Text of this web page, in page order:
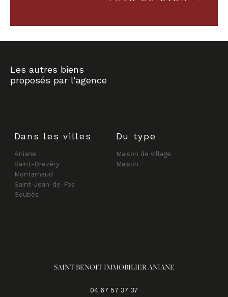
Les autres biens
proposés par l'agence
Dans les villes
Aniane
Saint-Drézéry
Montarnaud
Saint-Jean-de-Fos
Soubès
Du type
Maison de village
Maison
SAINT BENOIT IMMOBILIER ANIANE
04 67 57 37 37